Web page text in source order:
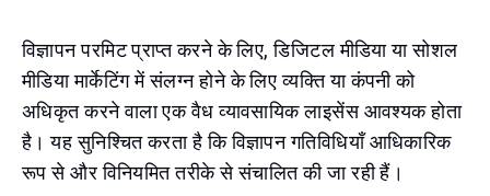
विज्ञापन परमिट प्राप्त करने के लिए, डिजिटल मीडिया या सोशल
मीडिया मार्केटिंग में संलग्न होने के लिए व्यक्ति या कंपनी को
अधिकृत करने वाला एक वैध व्यावसायिक लाइसेंस आवश्यक होता
है। यह सुनिश्चित करता है कि विज्ञापन गतिविधियाँ आधिकारिक
रूप से और विनियमित तरीके से संचालित की जा रही हैं।